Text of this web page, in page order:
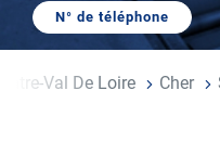
N° de téléphone
AFFICHER
DE
TÉLÉPHONE
Val De Loire Cher